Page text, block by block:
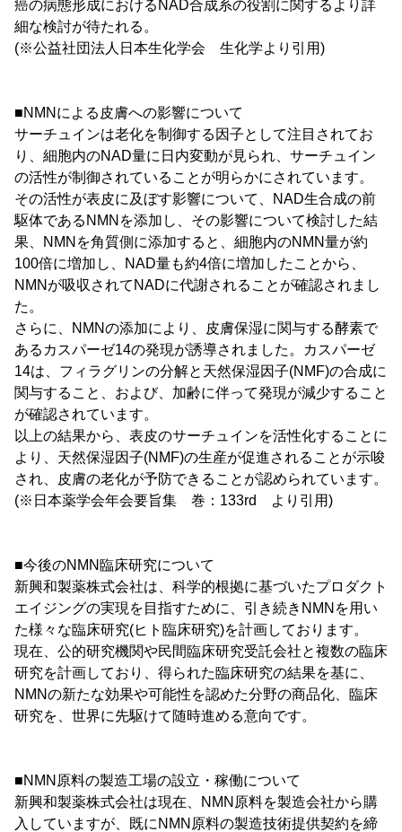
癌の病態形成におけるNAD合成系の役割に関するより詳
細な検討が待たれる。
(※公益社団法人日本生化学会 生化学より引用)
■NMNによる皮膚への影響について
サーチュインは老化を制御する因子として注目されてお
り、細胞内のNAD量に日内変動が見られ、サーチュイン
の活性が制御されていることが明らかにされています。
その活性が表皮に及ぼす影響について、NAD生合成の前
駆体であるNMNを添加し、その影響について検討した結
果、NMNを角質側に添加すると、細胞内のNMN量が約
100倍に増加し、NAD量も約4倍に増加したことから、
NMNが吸収されてNADに代謝されることが確認されまし
た。
さらに、NMNの添加により、皮膚保湿に関与する酵素で
あるカスパーゼ14の発現が誘導されました。カスパーゼ
14は、フィラグリンの分解と天然保湿因子(NMF)の合成に
関与すること、および、加齢に伴って発現が減少すること
が確認されています。
以上の結果から、表皮のサーチュインを活性化することに
より、天然保湿因子(NMF)の生産が促進されることが示唆
され、皮膚の老化が予防できることが認められています。
(※日本薬学会年会要旨集 巻：133rd より引用)
■今後のNMN臨床研究について
新興和製薬株式会社は、科学的根拠に基づいたプロダクト
エイジングの実現を目指すために、引き続きNMNを用い
た様々な臨床研究(ヒト臨床研究)を計画しております。
現在、公的研究機関や民間臨床研究受託会社と複数の臨床
研究を計画しており、得られた臨床研究の結果を基に、
NMNの新たな効果や可能性を認めた分野の商品化、臨床
研究を、世界に先駆けて随時進める意向です。
■NMN原料の製造工場の設立・稼働について
新興和製薬株式会社は現在、NMN原料を製造会社から購
入していますが、既にNMN原料の製造技術提供契約を締